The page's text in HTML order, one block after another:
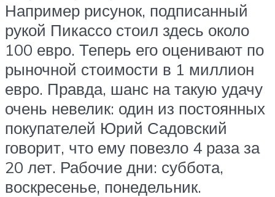
Например рисунок, подписанный
рукой Пикассо стоил здесь около
100 евро. Теперь его оценивают по
рыночной стоимости в 1 миллион
евро. Правда, шанс на такую удачу
очень невелик: один из постоянных
покупателей Юрий Садовский
говорит, что ему повезло 4 раза за
20 лет. Рабочие дни: суббота,
воскресенье, понедельник.